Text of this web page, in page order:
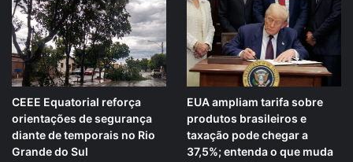
CEEE Equatorial reforça
orientações de segurança
diante de temporais no Rio
Grande do Sul
EUA ampliam tarifa sobre
produtos brasileiros e
taxação pode chegar a
37,5%; entenda o que muda